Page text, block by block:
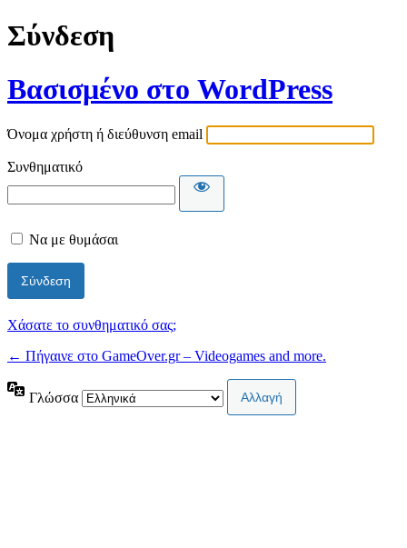
Σύνδεση
Βασισμένο στο WordPress
Όνομα χρήστη ή διεύθυνση email
Συνθηματικό
Να με θυμάσαι
Χάσατε το συνθηματικό σας;
← Πήγαινε στο GameOver.gr – Videogames and more.
Γλώσσα